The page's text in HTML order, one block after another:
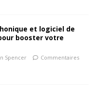
et logiciel de
booster votre
Spencer
Commentaires